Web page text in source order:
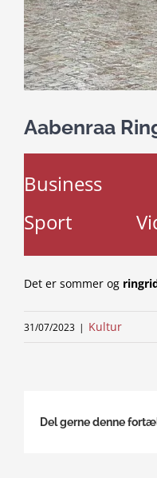
Aabenraa
Business
Sport
Det er sommer og
31/07/2023 | Kultur
Del gerne denne